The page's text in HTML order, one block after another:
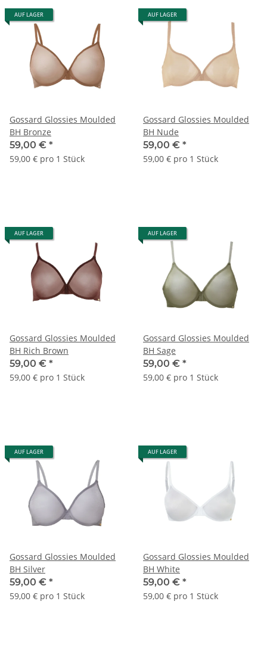
AUF LAGER
Gossard Glossies Moulded
BH Bronze
59,00 € *
59,00 € pro 1 Stück
AUF LAGER
Gossard Glossies Moulded
BH Nude
59,00 € *
59,00 € pro 1 Stück
AUF LAGER
Gossard Glossies Moulded
BH Rich Brown
59,00 € *
59,00 € pro 1 Stück
AUF LAGER
Gossard Glossies Moulded
BH Sage
59,00 € *
59,00 € pro 1 Stück
AUF LAGER
Gossard Glossies Moulded
BH Silver
59,00 € *
59,00 € pro 1 Stück
AUF LAGER
Gossard Glossies Moulded
BH White
59,00 € *
59,00 € pro 1 Stück